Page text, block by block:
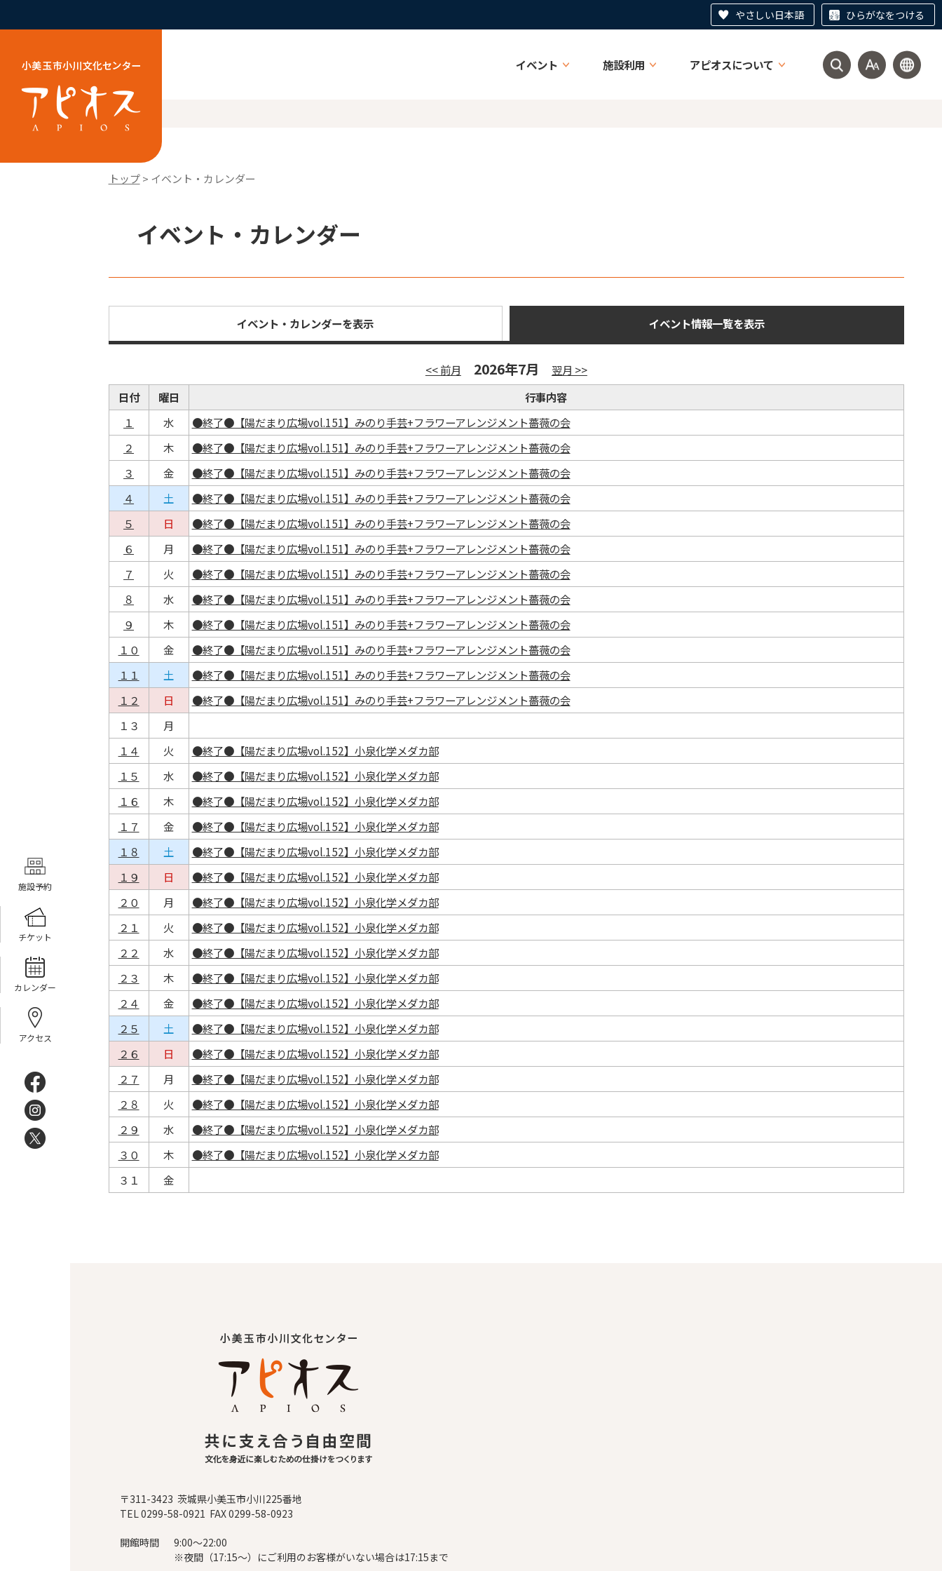
やさしい日本語 ひらがなをつける
イベント 施設利用 アピオスについて
施設予約
チケット
カレンダー
アクセス
トップ> イベント・カレンダー
イベント・カレンダー
イベント・カレンダーを表示 イベント情報一覧を表示
<< 前月 2026年7月
翌月 >>
日付
曜日
行事内容
１
水
●終了●【陽だまり広場vol.151】みのり手芸+フラワーアレンジメント薔薇の会
２
木
●終了●【陽だまり広場vol.151】みのり手芸+フラワーアレンジメント薔薇の会
３
金
●終了●【陽だまり広場vol.151】みのり手芸+フラワーアレンジメント薔薇の会
４
土
●終了●【陽だまり広場vol.151】みのり手芸+フラワーアレンジメント薔薇の会
５
日
●終了●【陽だまり広場vol.151】みのり手芸+フラワーアレンジメント薔薇の会
６
月
●終了●【陽だまり広場vol.151】みのり手芸+フラワーアレンジメント薔薇の会
７
火
●終了●【陽だまり広場vol.151】みのり手芸+フラワーアレンジメント薔薇の会
８
水
●終了●【陽だまり広場vol.151】みのり手芸+フラワーアレンジメント薔薇の会
９
木
●終了●【陽だまり広場vol.151】みのり手芸+フラワーアレンジメント薔薇の会
１０
金
●終了●【陽だまり広場vol.151】みのり手芸+フラワーアレンジメント薔薇の会
１１
土
●終了●【陽だまり広場vol.151】みのり手芸+フラワーアレンジメント薔薇の会
１２
日
●終了●【陽だまり広場vol.151】みのり手芸+フラワーアレンジメント薔薇の会
１３
月
１４
火
●終了●【陽だまり広場vol.152】小泉化学メダカ部
１５
水
●終了●【陽だまり広場vol.152】小泉化学メダカ部
１６
木
●終了●【陽だまり広場vol.152】小泉化学メダカ部
１７
金
●終了●【陽だまり広場vol.152】小泉化学メダカ部
１８
土
●終了●【陽だまり広場vol.152】小泉化学メダカ部
１９
日
●終了●【陽だまり広場vol.152】小泉化学メダカ部
２０
月
●終了●【陽だまり広場vol.152】小泉化学メダカ部
２１
火
●終了●【陽だまり広場vol.152】小泉化学メダカ部
２２
水
●終了●【陽だまり広場vol.152】小泉化学メダカ部
２３
木
●終了●【陽だまり広場vol.152】小泉化学メダカ部
２４
金
●終了●【陽だまり広場vol.152】小泉化学メダカ部
２５
土
●終了●【陽だまり広場vol.152】小泉化学メダカ部
２６
日
●終了●【陽だまり広場vol.152】小泉化学メダカ部
２７
月
●終了●【陽だまり広場vol.152】小泉化学メダカ部
２８
火
●終了●【陽だまり広場vol.152】小泉化学メダカ部
２９
水
●終了●【陽だまり広場vol.152】小泉化学メダカ部
３０
木
●終了●【陽だまり広場vol.152】小泉化学メダカ部
３１
金
〒311-3423 茨城県小美玉市小川225番地
TEL 0299-58-0921 FAX 0299-58-0923
開館時間
9:00～22:00
※夜間（17:15～）にご利用のお客様がいない場合は17:15まで